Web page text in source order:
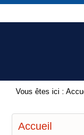
Vous êtes ici :
Accueil